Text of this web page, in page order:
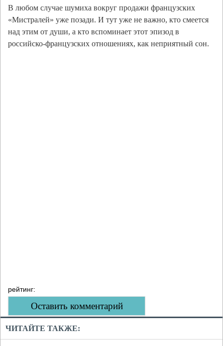
В любом случае шумиха вокруг продажи французских
«Мистралей» уже позади. И тут уже не важно, кто смеется
над этим от души, а кто вспоминает этот эпизод в
российско-французских отношениях, как неприятный сон.
рейтинг:
Оставить комментарий
ЧИТАЙТЕ ТАКЖЕ: